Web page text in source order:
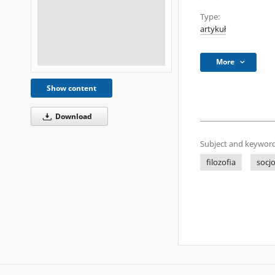
Show content
Download
Type:
artykuł
More
Subject and
filozofia